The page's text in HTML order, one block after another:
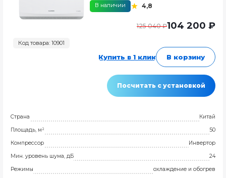
Код товара: 10901
В наличии 4,8
125 040 ₽104 200 ₽
Купить в 1 клик В корзину
Посчитать с установкой
Страна
Китай
Площадь, м²
50
Компрессор
Инвертор
Мин. уровень шума, дБ
24
Режимы
охлаждение и обогрев